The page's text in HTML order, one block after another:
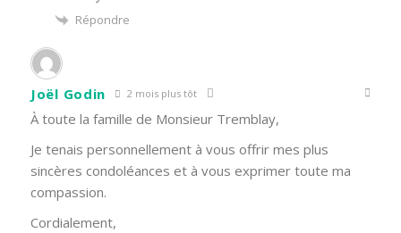
Répondre
Joël Godin 2 mois plus tôt
À toute la famille de Monsieur Tremblay,
Je tenais personnellement à vous offrir mes plus
sincères condoléances et à vous exprimer toute ma
compassion.
Cordialement,